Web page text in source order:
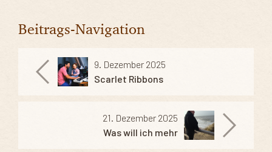
Beitrags-Navigation
9. Dezember 2025
Scarlet Ribbons
21. Dezember 2025
Was will ich mehr